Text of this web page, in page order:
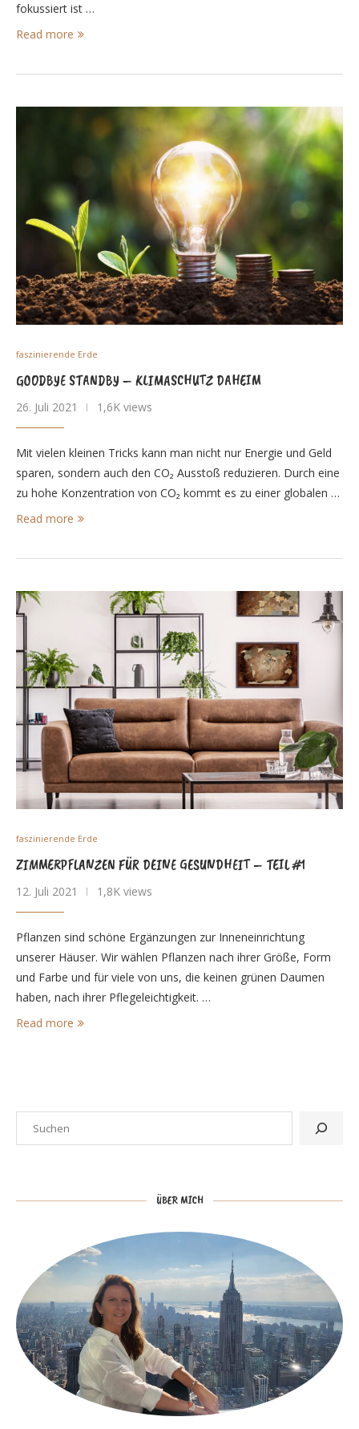
fokussiert ist …
Read more
faszinierende Erde
GOODBYE STANDBY – KLIMASCHUTZ DAHEIM
26. Juli 2021 1,6K views
Mit vielen kleinen Tricks kann man nicht nur Energie und Geld
sparen, sondern auch den CO₂ Ausstoß reduzieren. Durch eine
zu hohe Konzentration von CO₂ kommt es zu einer globalen …
Read more
faszinierende Erde
ZIMMERPFLANZEN FÜR DEINE GESUNDHEIT – TEIL #1
12. Juli 2021 1,8K views
Pflanzen sind schöne Ergänzungen zur Inneneinrichtung
unserer Häuser. Wir wählen Pflanzen nach ihrer Größe, Form
und Farbe und für viele von uns, die keinen grünen Daumen
haben, nach ihrer Pflegeleichtigkeit. …
Read more
ÜBER MICH